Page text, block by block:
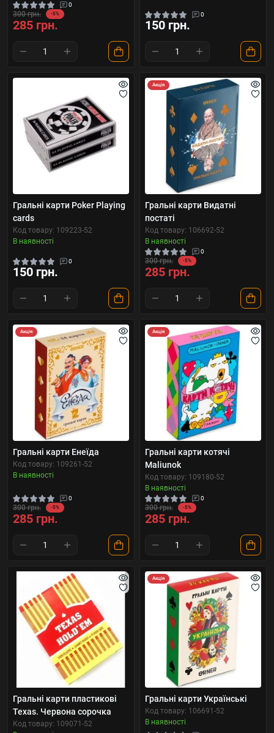
0
300 грн. -5%
285 грн.
0
150 грн.
Гральні карти Poker Playing
cards
Код товару: 109223-52
В наявності
0
150 грн.
Акція
Гральні карти Видатні
постаті
Код товару: 106692-52
В наявності
0
300 грн. -5%
285 грн.
Акція
Гральні карти Енеїда
Код товару: 109261-52
В наявності
0
300 грн. -5%
285 грн.
Акція
Гральні карти котячі
Maliunok
Код товару: 109180-52
В наявності
0
300 грн. -5%
285 грн.
Гральні карти пластикові
Texas. Червона сорочка
Код товару: 109071-52
Акція
Гральні карти Українські
Код товару: 106691-52
В наявності